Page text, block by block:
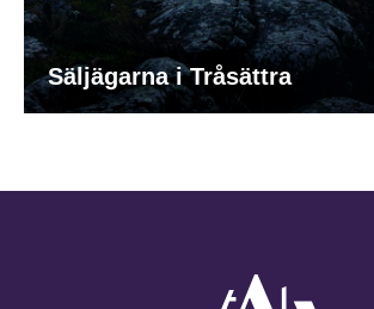
Säljägarna i Tråsättra